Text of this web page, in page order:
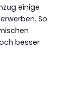
einige
So
besser